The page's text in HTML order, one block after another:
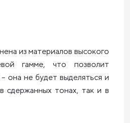
из материалов высокого
гамме, что позволит
она не будет выделяться и
сдержанных тонах, так и в